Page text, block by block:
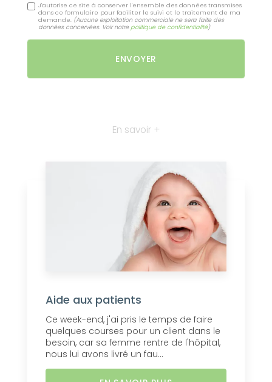
J'autorise ce site à conserver l'ensemble des données transmises
dans ce formulaire pour faciliter le suivi et le traitement de ma
demande. (Aucune exploitation commerciale ne sera faite des
données concervées. Voir notre politique de confidentialité)
En savoir +
Aide aux patients
Ce week-end, j'ai pris le temps de faire
quelques courses pour un client dans le
besoin, car sa femme rentre de l'hôpital,
nous lui avons livré un fau...